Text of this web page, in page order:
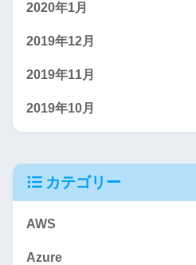
2020年1月
2019年12月
2019年11月
2019年10月
カテゴリー
AWS
Azure